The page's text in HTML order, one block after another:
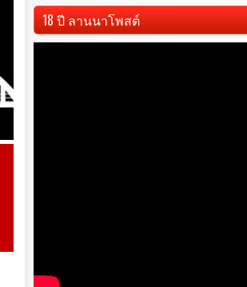
18 ปี ลานนาโพสต์